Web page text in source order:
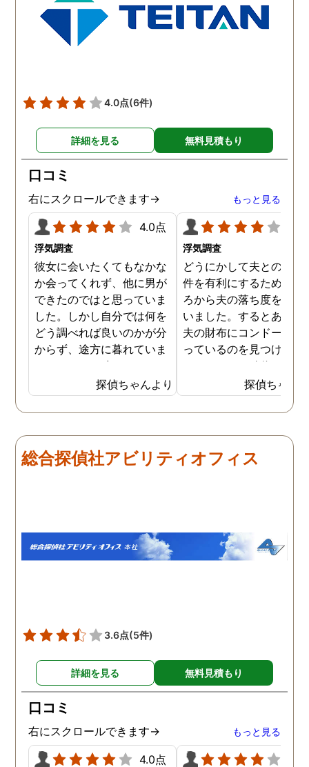
に入って行った瞬間を押
えたとのことでした。あ
4.0点(6件)
詳細を見る 無料見積もり
口コミ
右にスクロールできます→ もっと見る
4.0点
浮気調査
彼女に会いたくてもなかな
か会ってくれず、他に男が
できたのではと思っていま
した。しかし自分では何を
どう調べれば良いのかが分
からず、途方に暮れていま
した。そんな時にネットで
探偵事務所の浮気調査の存
在について知り、試しに依
頼をしてみることにしまし
きる手ごろなものもあった
ので、迷わず契約を結ぶこ
調査を行ってくれました。
結果、彼女にはやはり男が
できていたようで、私の連
ることができて良かったの
かなと思うこともでき、彼
女とはこのまま自然消滅と
言う形で別れようと思いま
す。
探偵ちゃんより
浮気調査
どうにかして夫との離婚
件を有利にするため、日
ろから夫の落ち度を探し
いました。するとある時
夫の財布にコンドームが
っているのを見つけ、不
をしていると確信を持ち
した。探偵事務所で調査
依頼しましたが、その時
夫の普段の帰宅時間や出
た。こちらが応えやすい
囲気で質問をして頂き、
不倫の証拠を掴んでいた
き、夫は出張先の自分の
テルに、会社の女性社員
ることも分かり、有利な
件で離婚ができそうです
探偵ちゃん
総合探偵社アビリティオフィス
3.6点(5件)
詳細を見る 無料見積もり
口コミ
右にスクロールできます→ もっと見る
4.0点